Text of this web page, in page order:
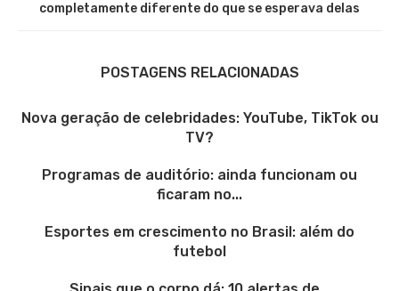
completamente diferente do que se esperava delas
POSTAGENS RELACIONADAS
Nova geração de celebridades: YouTube, TikTok ou
TV?
Programas de auditório: ainda funcionam ou
ficaram no...
Esportes em crescimento no Brasil: além do
futebol